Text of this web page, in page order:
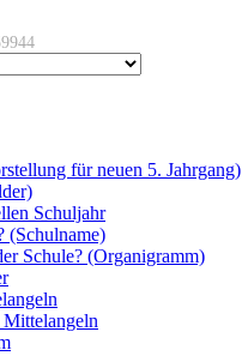
für neuen 5. Jahrgang)
Schuljahr
(Schulname)
Schule? (Organigramm)